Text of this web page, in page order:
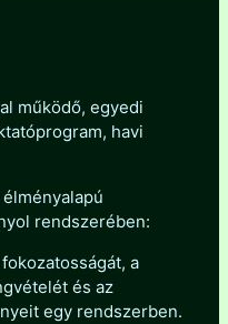
működő, egyedi
havi
rendszerében:
a
és az
egy rendszerben.